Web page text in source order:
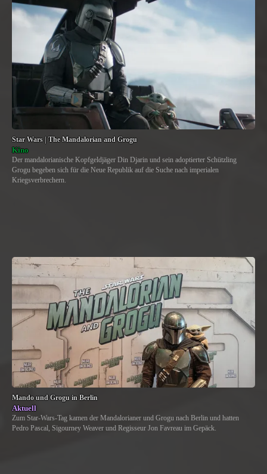
Star Wars | The Mandalorian and Grogu
Kino
Der mandalorianische Kopfgeldjäger Din Djarin und sein adoptierter Schützling
Grogu begeben sich für die Neue Republik auf die Suche nach imperialen
Kriegsverbrechern.
Mando und Grogu in Berlin
Aktuell
Zum Star-Wars-Tag kamen der Mandalorianer und Grogu nach Berlin und hatten
Pedro Pascal, Sigourney Weaver und Regisseur Jon Favreau im Gepäck.